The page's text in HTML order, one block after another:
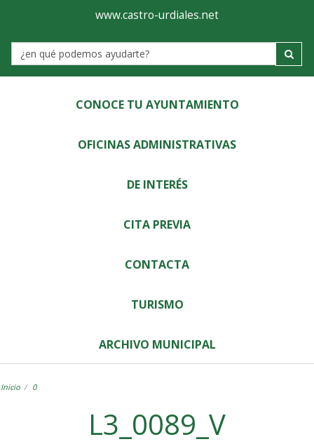
Ayuntamiento
de
Castro-
Urdiales
www.castro-urdiales.net
Label
CONOCE TU AYUNTAMIENTO
OFICINAS ADMINISTRATIVAS
DE INTERÉS
CITA PREVIA
CONTACTA
TURISMO
ARCHIVO MUNICIPAL
Inicio 0
L3_0089_V